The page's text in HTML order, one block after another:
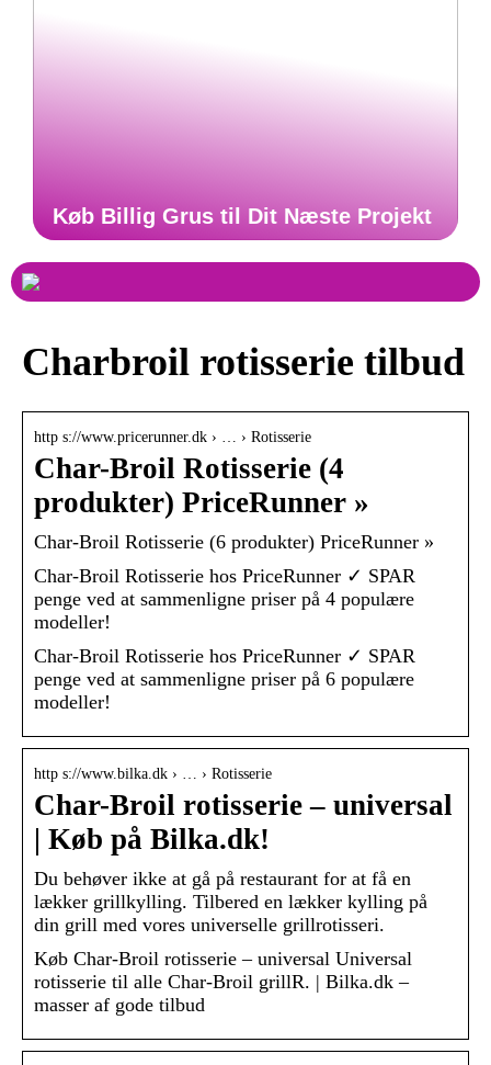
Køb Billig Grus til Dit Næste Projekt
Charbroil rotisserie tilbud
http s://www.pricerunner.dk › … › Rotisserie
Char-Broil Rotisserie (4
produkter) PriceRunner »
Char-Broil Rotisserie (6 produkter) PriceRunner »
Char-Broil Rotisserie hos PriceRunner ✓ SPAR
penge ved at sammenligne priser på 4 populære
modeller!
Char-Broil Rotisserie hos PriceRunner ✓ SPAR
penge ved at sammenligne priser på 6 populære
modeller!
http s://www.bilka.dk › … › Rotisserie
Char-Broil rotisserie – universal
| Køb på Bilka.dk!
Du behøver ikke at gå på restaurant for at få en
lækker grillkylling. Tilbered en lækker kylling på
din grill med vores universelle grillrotisseri.
Køb Char-Broil rotisserie – universal Universal
rotisserie til alle Char-Broil grillR. | Bilka.dk –
masser af gode tilbud